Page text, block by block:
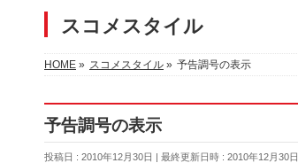
スコメスタイル
HOME » スコメスタイル » 予告調号の表示
予告調号の表示
投稿日 : 2010年12月30日 最終更新日時 : 2010年12月30日